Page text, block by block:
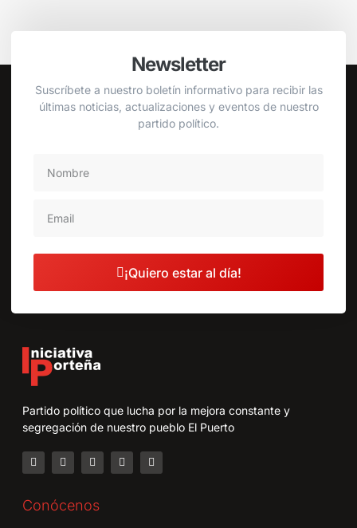
Newsletter
Suscríbete a nuestro boletín informativo para recibir las
últimas noticias, actualizaciones y eventos de nuestro
partido político.
¡Quiero estar al día!
Partido político que lucha por la mejora constante y
segregación de nuestro pueblo El Puerto
Conócenos